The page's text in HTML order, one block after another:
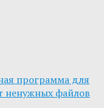
программа для
ненужных файлов